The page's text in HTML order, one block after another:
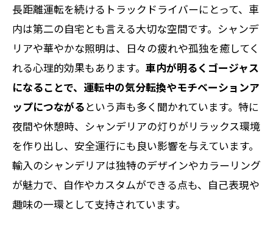
長距離運転を続けるトラックドライバーにとって、車
内は第二の自宅とも言える大切な空間です。シャンデ
リアや華やかな照明は、日々の疲れや孤独を癒してく
れる心理的効果もあります。 車内が明るくゴージャス
になることで、運転中の気分転換やモチベーションア
ップにつながるという声も多く聞かれています。特に
夜間や休憩時、シャンデリアの灯りがリラックス環境
を作り出し、安全運行にも良い影響を与えています。
輸入のシャンデリアは独特のデザインやカラーリング
が魅力で、自作やカスタムができる点も、自己表現や
趣味の一環として支持されています。